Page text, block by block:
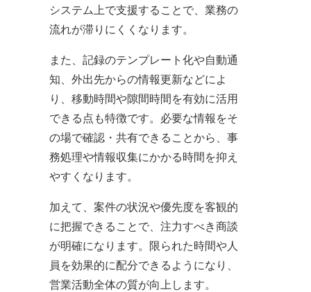
システム上で支援することで、業務の
流れが滞りにくくなります。
また、記録のテンプレート化や自動通
知、外出先からの情報更新などによ
り、移動時間や隙間時間を有効に活用
できる点も特徴です。必要な情報をそ
の場で確認・共有できることから、事
務処理や情報収集にかかる時間を抑え
やすくなります。
加えて、案件の状況や優先度を客観的
に把握できることで、注力すべき商談
が明確になります。限られた時間や人
員を効果的に配分できるようになり、
営業活動全体の質が向上します。